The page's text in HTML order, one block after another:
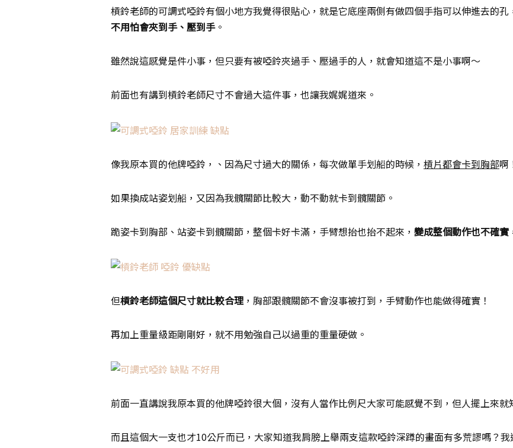
槓鈴老師的可調式啞鈴有個小地方我覺得很貼心，就是它底座兩側有做四個手指可以伸進去的孔
不用怕會夾到手、壓到手。
雖然說這感覺是件小事，但只要有被啞鈴夾過手、壓過手的人，就會知道這不是小事啊～
前面也有講到槓鈴老師尺寸不會過大這件事，也讓我娓娓道來。
像我原本買的他牌啞鈴，、因為尺寸過大的關係，每次做單手划船的時候， 槓片都會卡到胸部啊
如果換成站姿划船，又因為我髖關節比較大，動不動就卡到髖關節。
跪姿卡到胸部、站姿卡到髖關節，整個卡好卡滿，手臂想抬也抬不起來， 變成整個動作也不確
但槓鈴老師這個尺寸就比較合理 ，胸部跟髖關節不會沒事被打到，手臂動作也能做得確實！
再加上重量級距剛剛好，就不用勉強自己以過重的重量硬做。
前面一直講說我原本買的他牌啞鈴很大個，沒有人當作比例尺大家可能感覺不到，但人擺上來就
而且這個大一支也才10公斤而已，大家知道我肩膀上舉兩支這款啞鈴深蹲的畫面有多荒謬嗎？